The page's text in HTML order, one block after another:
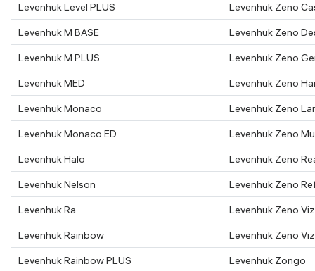
Levenhuk Level PLUS
Levenhuk Zeno
Levenhuk M BASE
Levenhuk Zeno
Levenhuk M PLUS
Levenhuk Zeno
Levenhuk MED
Levenhuk Zeno
Levenhuk Monaco
Levenhuk Zeno
Levenhuk Monaco ED
Levenhuk Zeno
Levenhuk Halo
Levenhuk Zeno
Levenhuk Nelson
Levenhuk Zeno
Levenhuk Ra
Levenhuk Zeno
Levenhuk Rainbow
Levenhuk Zeno
Levenhuk Rainbow PLUS
Levenhuk Zongo